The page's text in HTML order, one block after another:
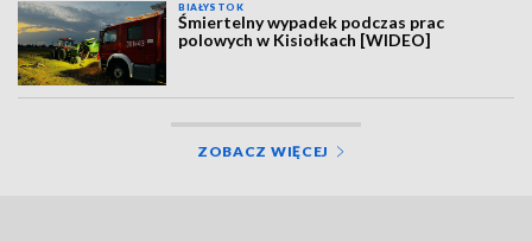
BIAŁYSTOK
Śmiertelny wypadek podczas prac
polowych w Kisiołkach [WIDEO]
ZOBACZ WIĘCEJ